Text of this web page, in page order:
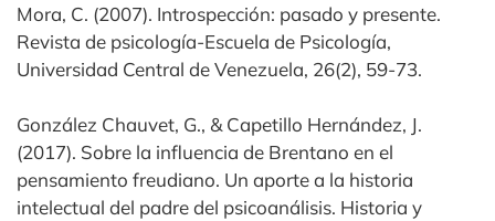
Mora, C. (2007). Introspección: pasado y presente.
Revista de psicología-Escuela de Psicología,
Universidad Central de Venezuela, 26(2), 59-73.
González Chauvet, G., & Capetillo Hernández, J.
(2017). Sobre la influencia de Brentano en el
pensamiento freudiano. Un aporte a la historia
intelectual del padre del psicoanálisis. Historia y